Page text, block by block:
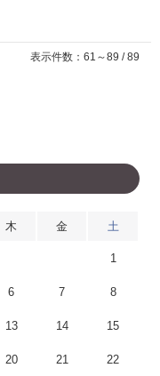
表示件数：61～89 / 89
木 金 土
1
6 7 8
13 14 15
20 21 22